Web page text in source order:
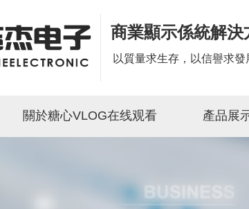
商業顯示係統解決
以質量求生存，以信譽求發
關於糖心VLOG在线观看 產品展